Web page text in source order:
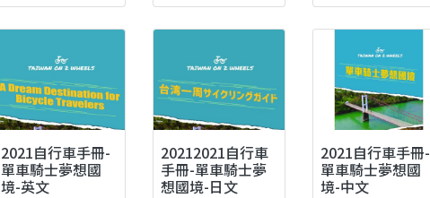
2021自行車手冊-
單車騎士夢想國
境-英文
20212021自行車
手冊-單車騎士夢
想國境-日文
2021自行車手冊-
單車騎士夢想國
境-中文